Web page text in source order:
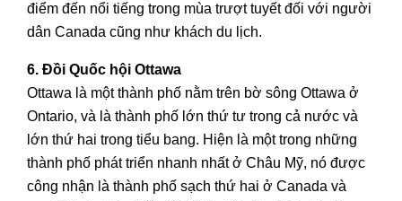
điểm đến nổi tiếng trong mùa trượt tuyết đối với người
dân Canada cũng như khách du lịch.
6. Đồi Quốc hội Ottawa
Ottawa là một thành phố nằm trên bờ sông Ottawa ở
Ontario, và là thành phố lớn thứ tư trong cả nước và
lớn thứ hai trong tiểu bang. Hiện là một trong những
thành phố phát triển nhanh nhất ở Châu Mỹ, nó được
công nhận là thành phố sạch thứ hai ở Canada và